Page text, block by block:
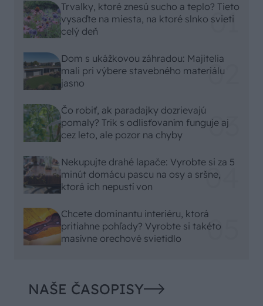
Trvalky, ktoré znesú sucho a teplo? Tieto
vysaďte na miesta, na ktoré slnko svieti
celý deň
Dom s ukážkovou záhradou: Majitelia
mali pri výbere stavebného materiálu
jasno
Čo robiť, ak paradajky dozrievajú
pomaly? Trik s odlisťovaním funguje aj
cez leto, ale pozor na chyby
Nekupujte drahé lapače: Vyrobte si za 5
minút domácu pascu na osy a sršne,
ktorá ich nepustí von
Chcete dominantu interiéru, ktorá
pritiahne pohľady? Vyrobte si takéto
masívne orechové svietidlo
NAŠE ČASOPISY